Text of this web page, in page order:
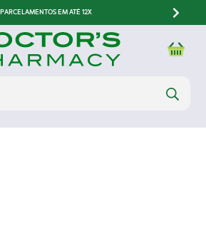
PARCELAMENTOS EM ATÉ 12X